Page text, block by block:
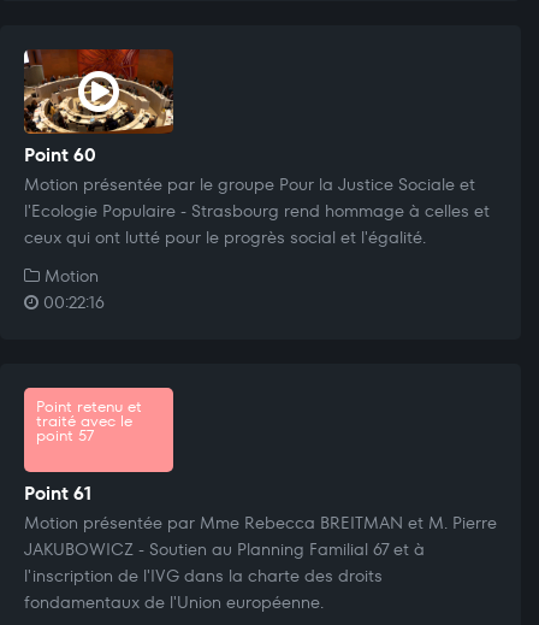
Point 60
Motion présentée par le groupe Pour la Justice Sociale et
l'Ecologie Populaire - Strasbourg rend hommage à celles et
ceux qui ont lutté pour le progrès social et l'égalité.
Motion
00:22:16
Point retenu et
traité avec le
point 57
Point 61
Motion présentée par Mme Rebecca BREITMAN et M. Pierre
JAKUBOWICZ - Soutien au Planning Familial 67 et à
l'inscription de l'IVG dans la charte des droits
fondamentaux de l'Union européenne.